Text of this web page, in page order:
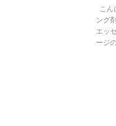
こん
ング
エッ
ージ